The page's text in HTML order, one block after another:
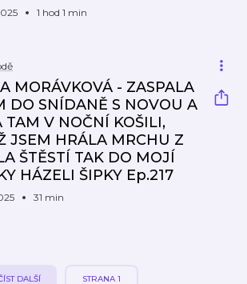
1 hod 1 min
MORÁVKOVÁ - ZASPALA
DO SNÍDANĚ S NOVOU A
TAM V NOČNÍ KOŠILI,
JSEM HRÁLA MRCHU Z
ŠTĚSTÍ TAK DO MOJÍ
HÁZELI ŠIPKY Ep.217
31 min
DALŠÍ STRANA 1